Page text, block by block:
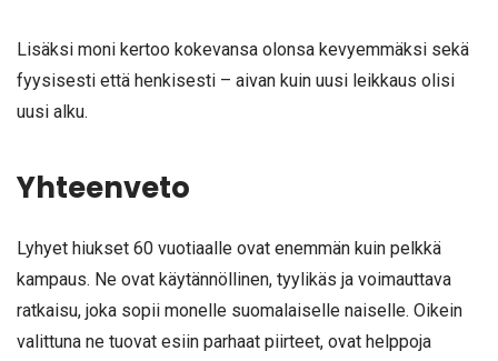
Lisäksi moni kertoo kokevansa olonsa kevyemmäksi sekä
fyysisesti että henkisesti – aivan kuin uusi leikkaus olisi
uusi alku.
Yhteenveto
Lyhyet hiukset 60 vuotiaalle ovat enemmän kuin pelkkä
kampaus. Ne ovat käytännöllinen, tyylikäs ja voimauttava
ratkaisu, joka sopii monelle suomalaiselle naiselle. Oikein
valittuna ne tuovat esiin parhaat piirteet, ovat helppoja